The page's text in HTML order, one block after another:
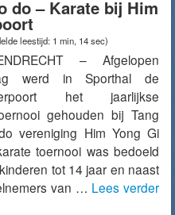
do – Karate bij Him
leestijd: 1 min, 14 sec)
– Afgelopen
werd in Sporthal de
het jaarlijkse
gehouden bij Tang
vereniging Him Yong Gi
toernooi was bedoeld
tot 14 jaar en naast
van … Lees verder